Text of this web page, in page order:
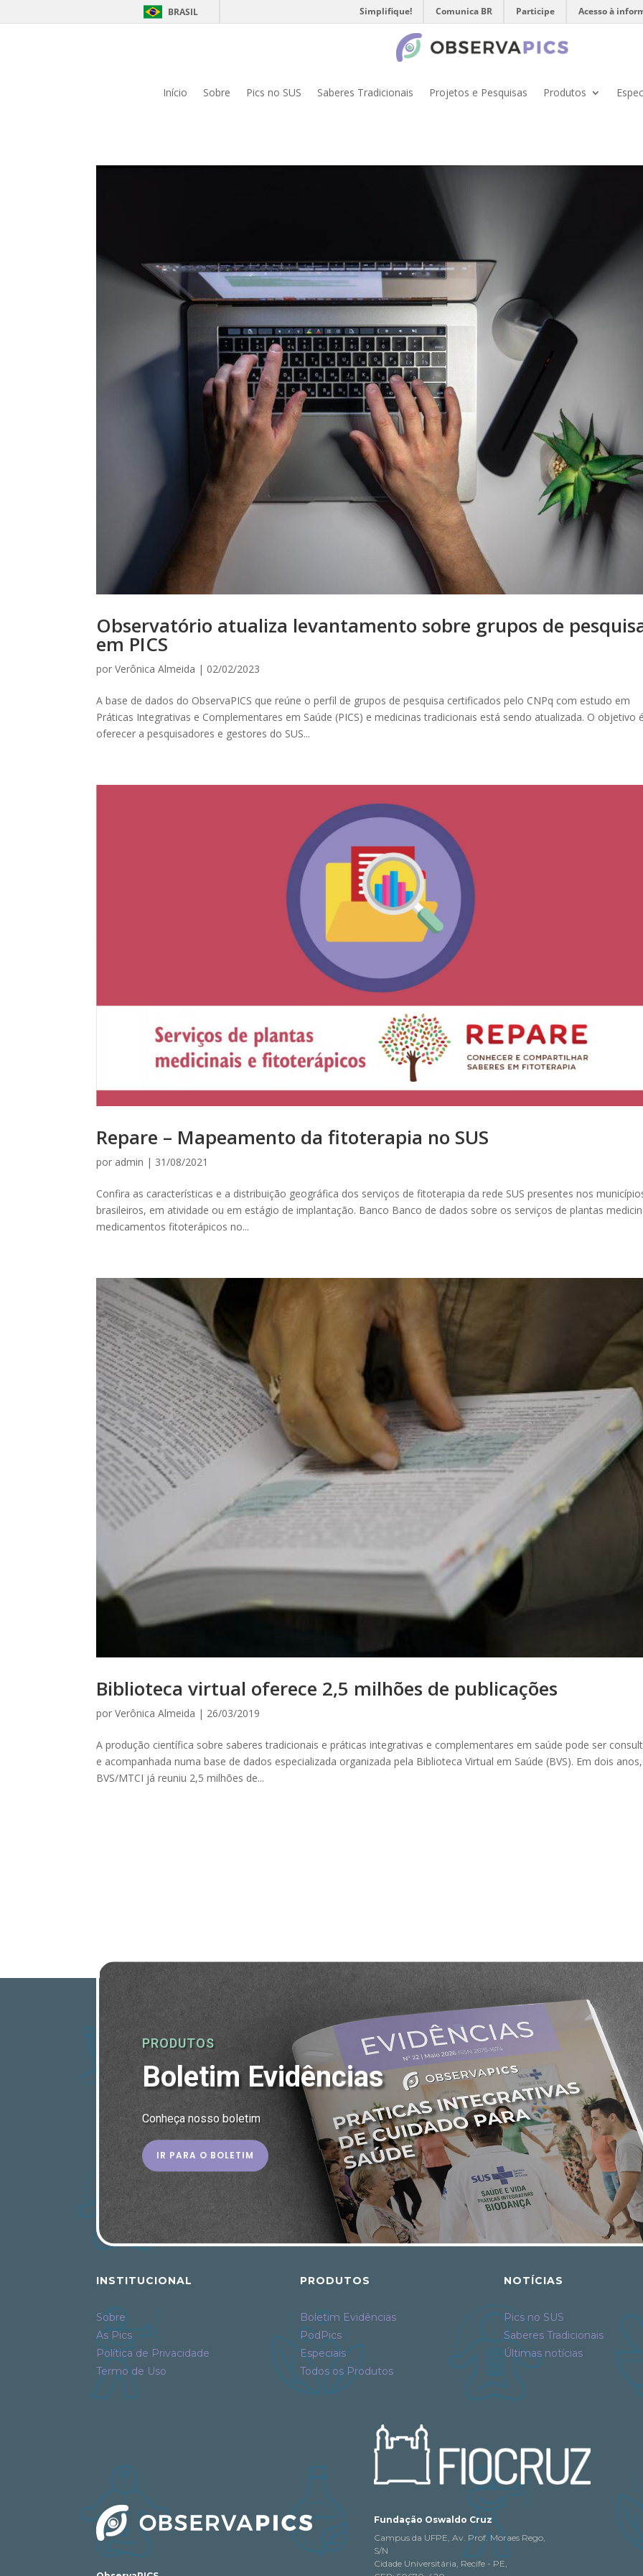
BRASIL Simplifique! Comunica BR Participe Acesso à
Início Sobre Pics no SUS Saberes Tradicionais Projetos e Pesquisas Produtos
Observatório atualiza levantamento sobre grupos de
em PICS
porVerônica Almeida | 02/02/2023
A base de dados do ObservaPICS que reúne o perfil de grupos de pesquisa certificados pelo CNPq com estudo em
Práticas Integrativas e Complementares em Saúde (PICS) e medicinas tradicionais está sendo atualizada. O objetivo
oferecer a pesquisadores e gestores do SUS...
Repare – Mapeamento da fitoterapia no SUS
por admin | 31/08/2021
Confira as características e a distribuição geográfica dos serviços de fitoterapia da rede SUS presentes nos
brasileiros, em atividade ou em estágio de implantação. Banco Banco de dados sobre os serviços de plantas
medicamentos fitoterápicos no...
Biblioteca virtual oferece 2,5 milhões de publicações
porVerônica Almeida | 26/03/2019
A produção científica sobre saberes tradicionais e práticas integrativas e complementares em saúde pode ser
e acompanhada numa base de dados especializada organizada pela Biblioteca Virtual em Saúde (BVS). Em dois
BVS/MTCI já reuniu 2,5 milhões de...
PRODUTOS
Boletim Evidências
Conheça nosso boletim
IR PARA O BOLETIM
INSTITUCIONAL
Sobre
As Pics
Política de Privacidade
Termo de Uso
PRODUTOS
Boletim Evidências
PodPics
Especiais
Todos os Produtos
NOTÍCIAS
Pics no SUS
Saberes Tradicionais
Últimas notícias
Fundação Oswaldo Cruz
Campus da UFPE, Av. Prof. Moraes Rego,
S/N
Cidade Universitária, Recife - PE,